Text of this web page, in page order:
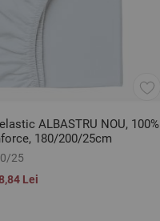
ALBASTRU NOU, 100%
180/200/25cm
25
Lei